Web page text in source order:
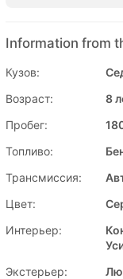
Information from
Кузов:
Возраст:
8
Пробег:
Топливо:
Трансмиссия:
Цвет:
Интерьер:
Экстерьер: